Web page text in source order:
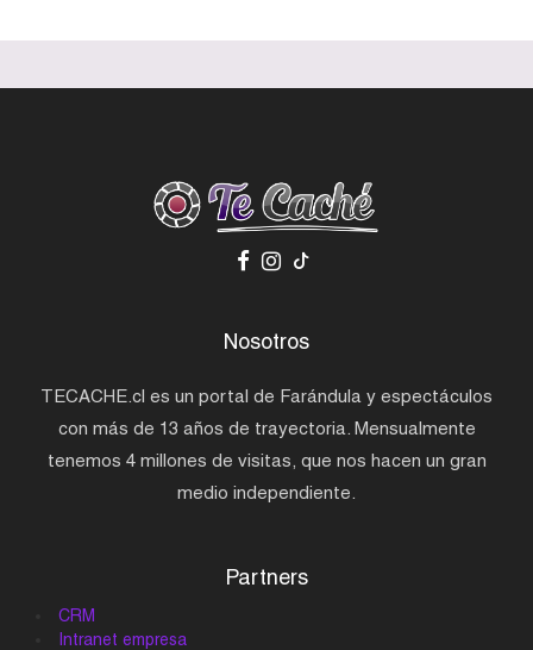
Nosotros
TECACHE.cl es un portal de Farándula y espectáculos
con más de 13 años de trayectoria. Mensualmente
tenemos 4 millones de visitas, que nos hacen un gran
medio independiente.
Partners
CRM
Intranet empresa